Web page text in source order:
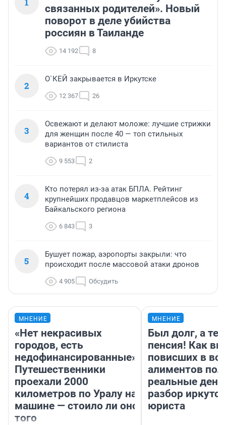
связанных родителей». Новый
поворот в деле убийства
россиян в Таиланде
14 192 8
2
О`КЕЙ закрывается в Иркутске
12 367 26
3
Освежают и делают моложе: лучшие стрижки
для женщин после 40 — топ стильных
вариантов от стилиста
9 553 2
4
Кто потерял из-за атак БПЛА. Рейтинг
крупнейших продавцов маркетплейсов из
Байкальского региона
6 843 3
5
Бушует пожар, аэропорты закрыли: что
происходит после массовой атаки дронов
4 905 Обсудить
МНЕНИЕ
«Нет некрасивых
городов, есть
недофинансированные».
Путешественники
проехали 2000
километров по Уралу на
машине — стоило ли оно
того
МНЕНИЕ
Был долг, а
пенсия! Как
повисших в
алиментов
реальные
разбор
юриста